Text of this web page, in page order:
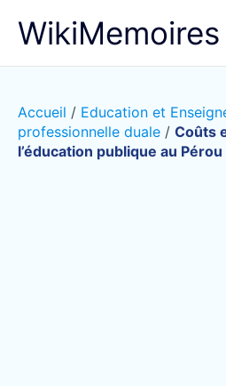
WikiMemoires
Accueil / Education et
professionnelle duale / Coûts
l’éducation publique au Pérou